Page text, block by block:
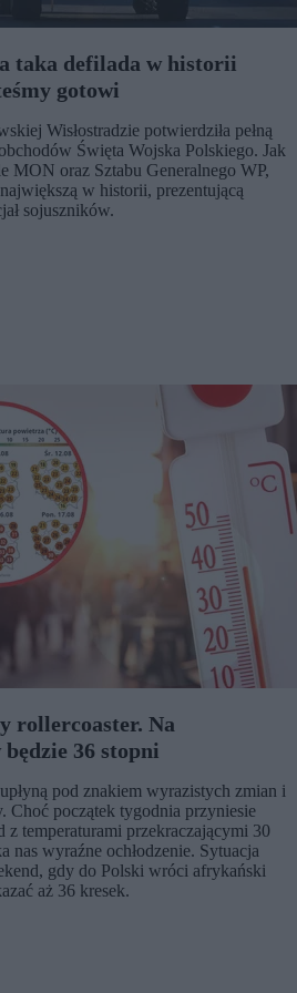
taka defilada w historii
gotowi
Wisłostradzie potwierdziła pełną
Święta Wojska Polskiego. Jak
MON oraz Sztabu Generalnego WP,
w historii, prezentującą
sojuszników.
rollercoaster. Na
36 stopni
pod znakiem wyrazistych zmian i
Choć początek tygodnia przyniesie
z temperaturami przekraczającymi 30
nas wyraźne ochłodzenie. Sytuacja
gdy do Polski wróci afrykański
aż 36 kresek.